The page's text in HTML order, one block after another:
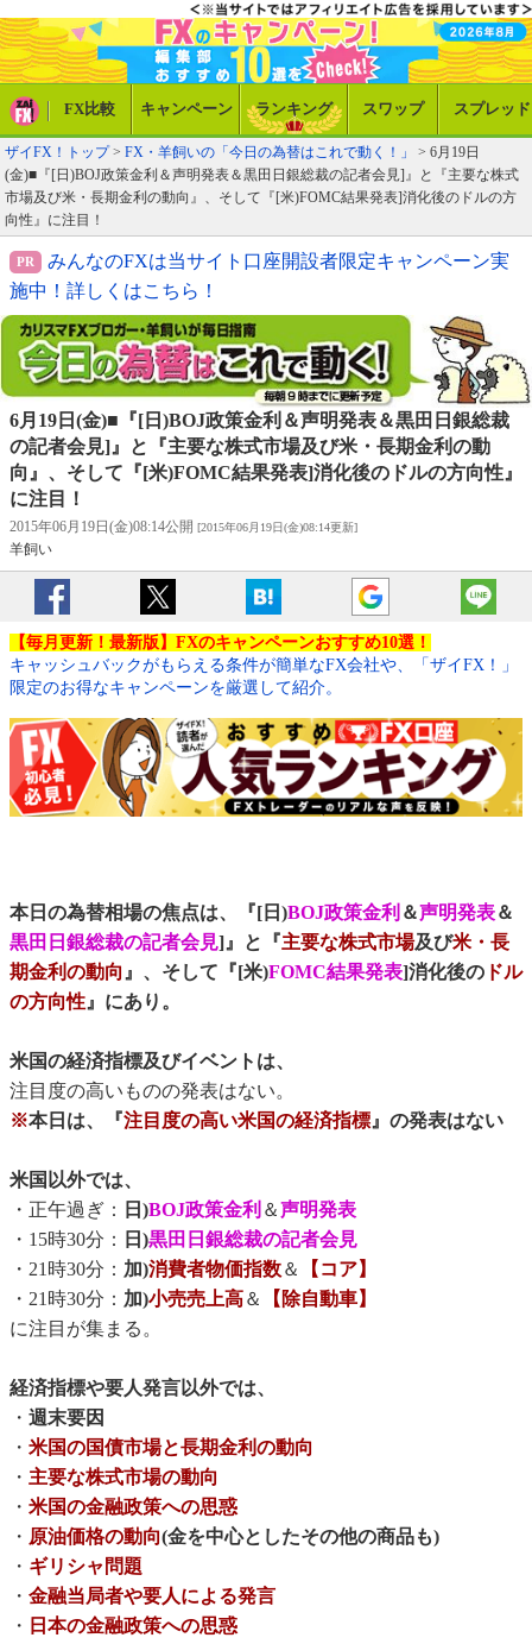
FX比較 キャンペーン ランキング スワップ スプレッド
ザイFX！トップ> FX・羊飼いの「今日の為替はこれで動く！」
> 6月19日
(金)■『[日)BOJ政策金利＆声明発表＆黒田日銀総裁の記者会見]』と『主要な株式
市場及び米・長期金利の動向』、そして『[米)FOMC結果発表]消化後のドルの方
向性』に注目！
みんなのFXは当サイト口座開設者限定キャンペーン実
施中！詳しくはこちら！
6月19日(金)■『[日)BOJ政策金利＆声明発表＆黒田日銀総裁
の記者会見]』と『主要な株式市場及び米・長期金利の動
向』、そして『[米)FOMC結果発表]消化後のドルの方向性』
に注目！
2015年06月19日(金)08:14公開 [2015年06月19日(金)08:14更新]
羊飼い
【毎月更新！最新版】FXのキャンペーンおすすめ10選！
キャッシュバックがもらえる条件が簡単なFX会社や、「ザイFX！」
限定のお得なキャンペーンを厳選して紹介。
本日の為替相場の焦点は、『[日)BOJ政策金利 ＆声明発表＆
黒田日銀総裁の記者会見]』と『主要な株式市場及び米・長
期金利の動向』、そして『[米)FOMC結果発表]消化後の ドル
の方向性』にあり。
米国の経済指標及びイベントは、
注目度の高いものの発表はない。
※本日は、『注目度の高い米国の経済指標』の発表はない
米国以外では、
・正午過ぎ：
日)BOJ政策金利 ＆声明発表
・15時30分：
日)黒田日銀総裁の記者会見
・21時30分： 加)消費者物価指数＆
【コア】
・21時30分： 加)小売売上高＆
【除自動車】
に注目が集まる。
経済指標や要人発言以外では、
・ 週末要因
・ 米国の国債市場と長期金利の動向
・ 主要な株式市場の動向
・ 米国の金融政策への思惑
・ 原油価格の動向(金を中心としたその他の商品も)
・ ギリシャ問題
・ 金融当局者や要人による発言
・ 日本の金融政策への思惑